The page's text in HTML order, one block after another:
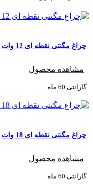
چراغ مگنتی نقطه ای 12 وات
مشاهده محصول
گارانتی ‌60 ماه
چراغ مگنتی نقطه ای 18 وات
مشاهده محصول
گارانتی ‌60 ماه